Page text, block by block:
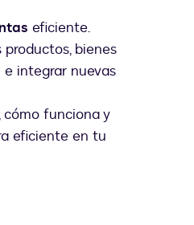
eficiente.
bienes
integrar nuevas
cómo funciona y
eficiente en tu